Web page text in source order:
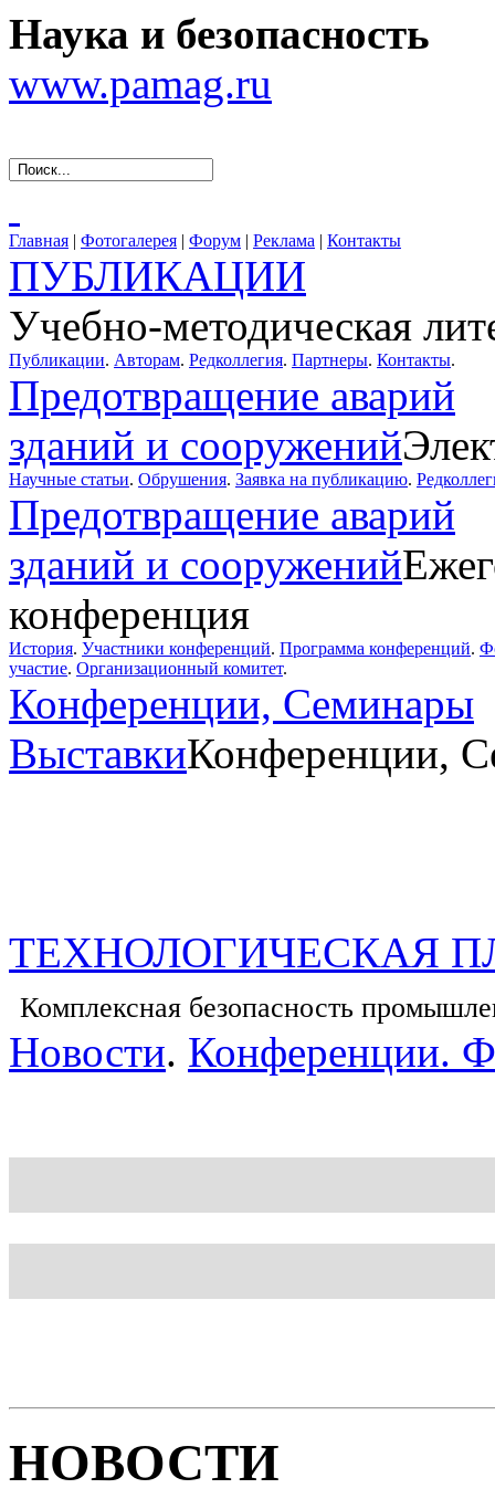
Наука и безопасность
www.pamag.ru
Главная | Фотогалерея | Форум | Реклама | Контакты
ПУБЛИКАЦИИ
Учебно-методическая
Публикации. Авторам. Редколлегия. Партнеры. Контакты.
Предотвращение аварий
зданий и сооружений
Научные статьи. Обрушения. Заявка на публикацию.
Предотвращение аварий
зданий и сооружений
конференция
История. Участники конференций. Программа конференций.
участие. Организационный комитет.
Конференции, Семинары
ВыставкиКонференции,
ТЕХНОЛОГИЧЕСКАЯ
Комплексная безопасность
Новости. Конференции.
НОВОСТИ